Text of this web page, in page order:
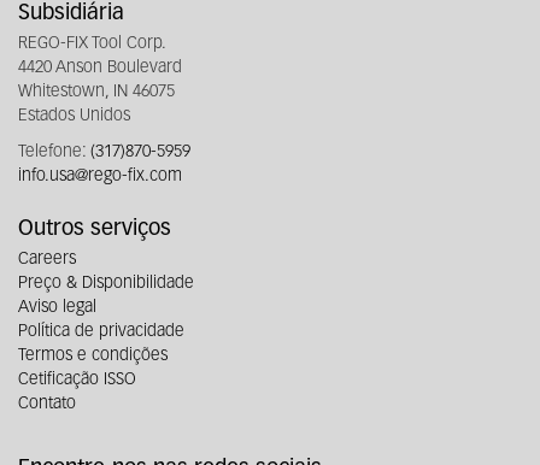
Subsidiária
REGO-FIX Tool Corp.
4420 Anson Boulevard
Whitestown, IN 46075
Estados Unidos
Telefone: (317)870-5959
info.usa@rego-fix.com
Outros serviços
Careers
Preço & Disponibilidade
Aviso legal
Política de privacidade
Termos e condições
Cetificação ISSO
Contato